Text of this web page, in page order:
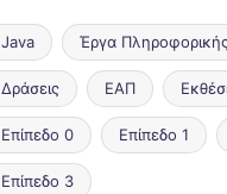
Java Έργα
Δράσεις ΕΑΠ
Επίπεδο 0 Επίπεδο 1
Επίπεδο 3